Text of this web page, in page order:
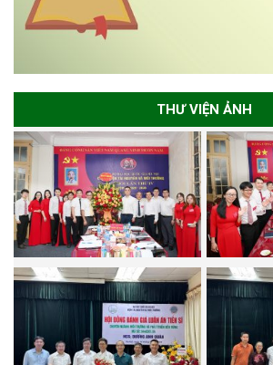
THƯ VIỆN ẢNH